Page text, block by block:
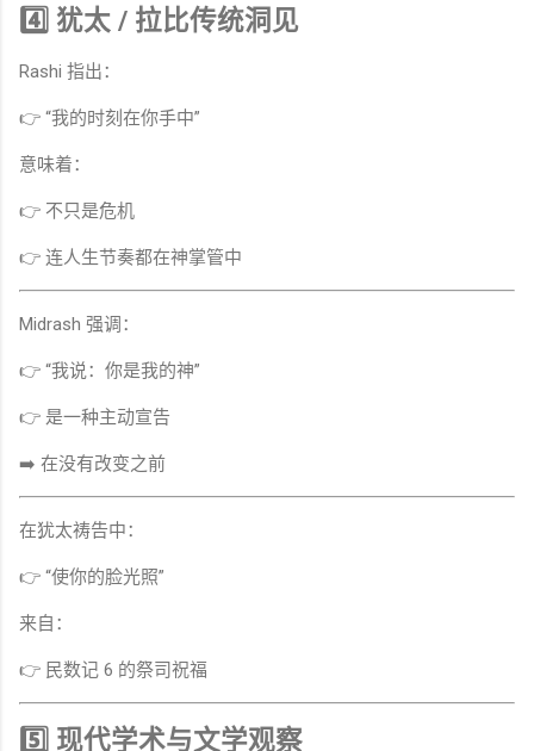
4️⃣ 犹太 / 拉比传统洞见
Rashi 指出：
👉 “我的时刻在你手中”
意味着：
👉 不只是危机
👉 连人生节奏都在神掌管中
Midrash 强调：
👉 “我说：你是我的神”
👉 是一种主动宣告
➡️ 在没有改变之前
在犹太祷告中：
👉 “使你的脸光照”
来自：
👉 民数记 6 的祭司祝福
5️⃣ 现代学术与文学观察